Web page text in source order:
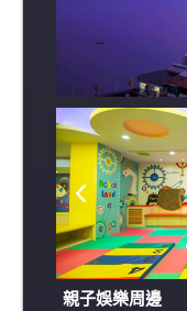
親子娛樂周邊